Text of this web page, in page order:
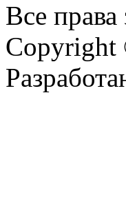
Все
Copyright